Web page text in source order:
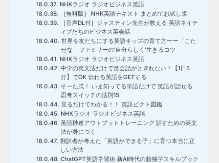
NHKラジオ ラジオビジネス英語
［無料版］ NHK英語テキスト まとめてお試し版
［音声DL付］ジャスティン先生が教える 英語ネイテ
ィブたちのビジネス英会話
世界を友だちにする英語キッズの育て方ーー「こた
せな」ファミリーの’自分らしく’生きるコツ
NHKラジオ ラジオビジネス英語
中学の英文法だけで英会話がとぎれない！【1日5
分】でOK 伝わる英語をGETする
そーた式！ いま知ってる単語だけで 英語が話せる
思考スイッチの法則15
見るだけでわかる！！ 英語ピクト図鑑
NHKラジオ ラジオビジネス英語
英語秒速アウトプットトレーニング 話すための英文
法が身につく
翻訳者が考えた「英語ができる子」に育つ本当に正
しい方法
ChatGPT英語学習術 新AI時代の超独学スキルブック